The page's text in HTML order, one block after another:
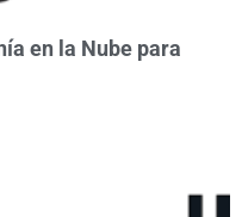
en la Nube para